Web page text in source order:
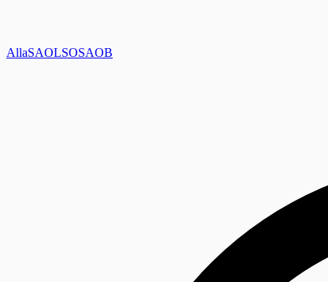
AllaSAOLSOSAOB